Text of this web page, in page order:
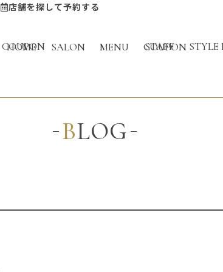
COUPON STAFF STYLE
店舗を探して予約する
HOME SALON MENU COUPON
BLOG